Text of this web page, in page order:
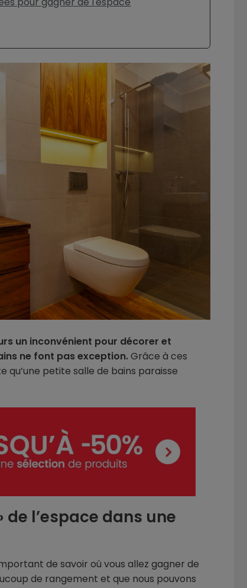
un inconvénient pour décorer et
ne font pas exception.Grâce à ces
qu’une petite salle de bains paraisse
l’espace dans une
de savoir où vous allez gagner de
de rangement et que nous pouvons